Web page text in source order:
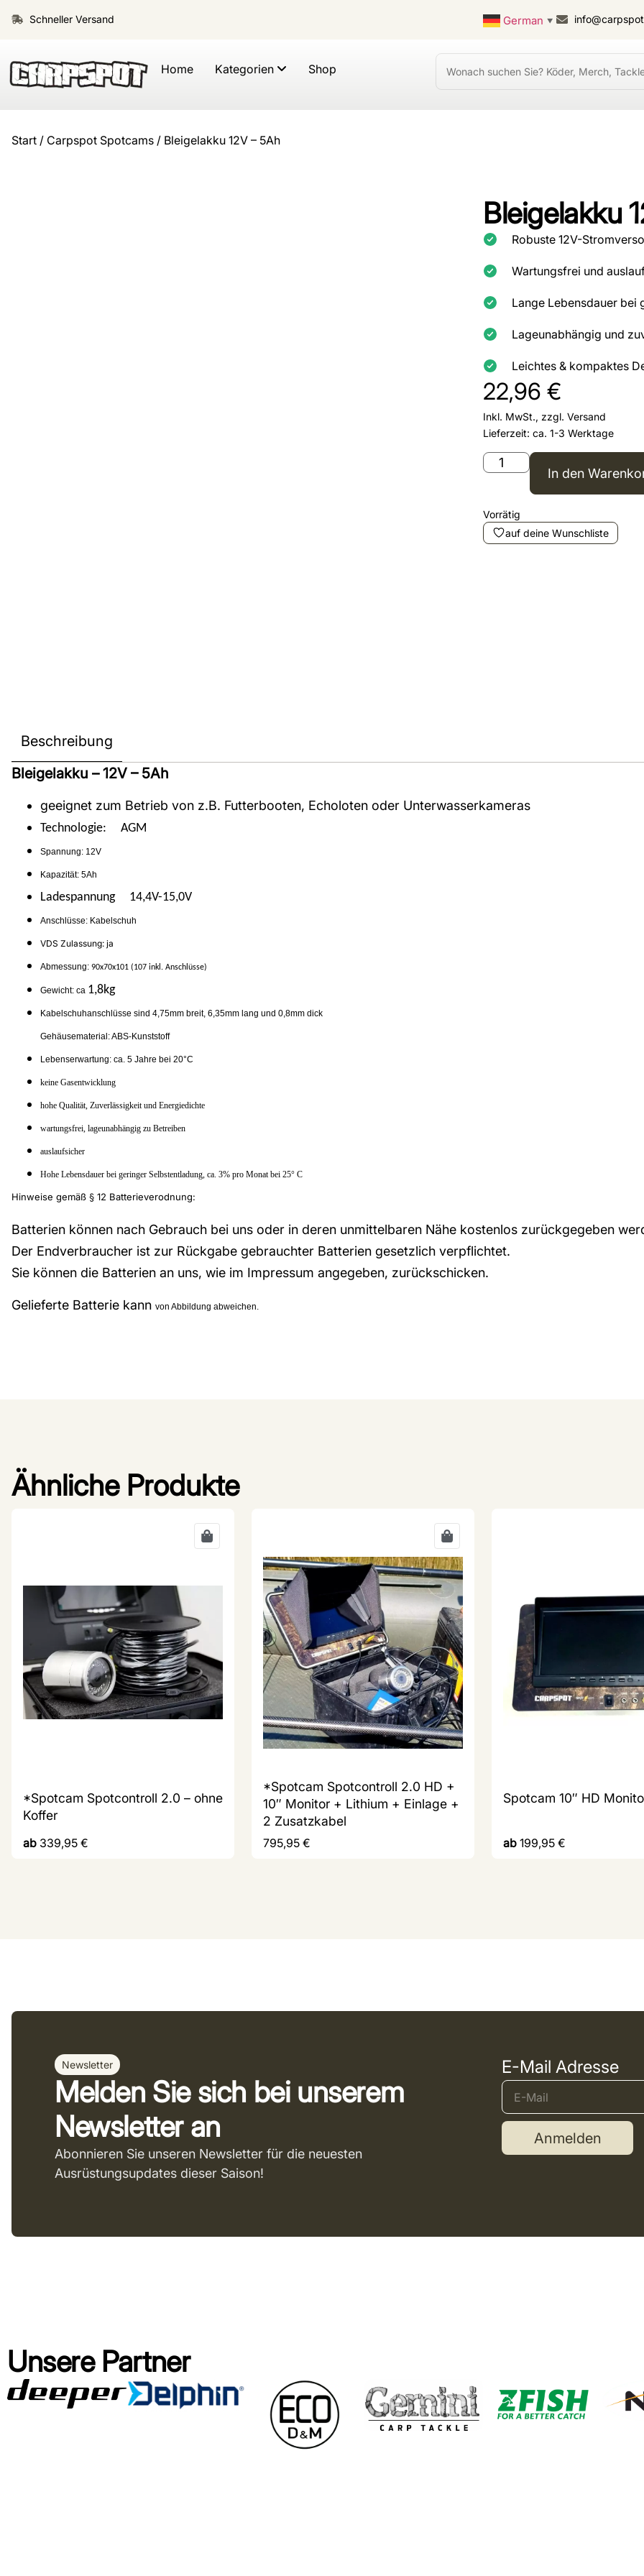
Schneller Versand German ▼
Home Kategorien Shop
Start / Carpspot Spotcams / Bleigelakku 12V – 5Ah
Bleigelakku
Robuste 12V-
Wartungsfrei und
Lange Lebensdauer bei
Lageunabhängig und
Leichtes & kompaktes
22,96 €
Inkl. MwSt., zzgl. Versand
Lieferzeit: ca. 1-3 Werktage
In den
Vorrätig
auf deine Wunschliste
Beschreibung
Bleigelakku – 12V – 5Ah
geeignet zum Betrieb von z.B. Futterbooten, Echoloten oder Unterwasserkameras
Technologie: AGM
Spannung: 12V
Kapazität: 5Ah
Ladespannung 14,4V-15,0V
Anschlüsse: Kabelschuh
VDS Zulassung: ja
Abmessung: 90x70x101 (107 inkl. Anschlüsse)
Gewicht: ca 1,8kg
Kabelschuhanschl üsse sind 4,75mm breit, 6,35mm lang und 0,8mm dick
Gehäusematerial: ABS-Kunststoff
Lebenserwartung: ca. 5 Jahre bei 20°C
keine Gasentwicklung
hohe Qualität, Zuverlässigkeit und Energiedichte
wartungsfrei, lageunabhängig zu Betreiben
auslaufsicher
Hohe Lebensdauer bei geringer Selbstentladung, ca. 3% pro Monat bei 25° C
Hinweise gemäß § 12 Batterieverodnung:
Batterien können nach Gebrauch bei uns oder in deren unmittelbaren Nähe kostenlos zurückgegeben
Der Endverbraucher ist zur Rückgabe gebrauchter Batterien gesetzlich verpflichtet.
Sie können die Batterien an uns, wie im Impressum angegeben, zurückschicken.
Gelieferte Batterie kann von Abbildung abweichen.
Ähnliche Produkte
*Spotcam Spotcontroll 2.0 – ohne
Koffer
ab 339,95 €
*Spotcam Spotcontroll 2.0 HD +
10″ Monitor + Lithium + Einlage +
2 Zusatzkabel
795,95 €
Spotcam 10″ HD
ab 199,95 €
Newsletter
Melden Sie sich bei unserem
Newsletter an
Abonnieren Sie unseren Newsletter für die neuesten
Ausrüstungsupdates dieser Saison!
E-Mail Adresse
Anmelden
Unsere Partner